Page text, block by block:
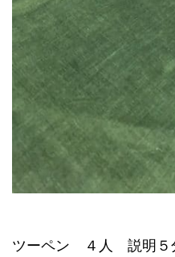
ツーペン ４人 説明５